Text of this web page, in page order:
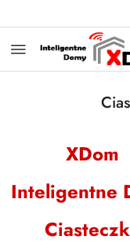
XDom
Inteligentne